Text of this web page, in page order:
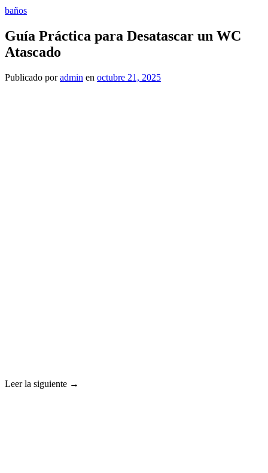
baños
Guía Práctica para Desatascar un WC
Atascado
Publicado poradmin en octubre 21, 2025
Leer la siguiente →